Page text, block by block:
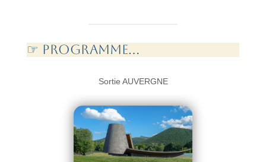
☞ PROGramme...
Sortie AUVERGNE